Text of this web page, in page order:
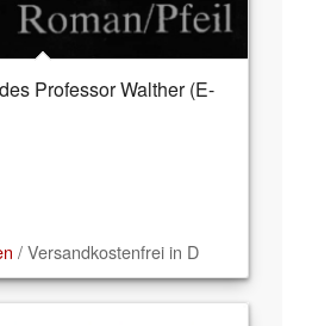
Professor Walther (E-
/ Versandkostenfrei in D